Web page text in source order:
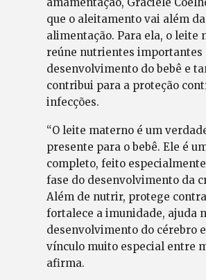
amamentação, Graciele
que o aleitamento vai além da
alimentação. Para ela, o leite
reúne nutrientes importantes
desenvolvimento do bebê e
contribui para a proteção
infecções.
“O leite materno é um
presente para o bebê. Ele é
completo, feito
fase do desenvolvimento da
Além de nutrir, protege
fortalece a imunidade, ajuda
desenvolvimento do cérebro
vínculo muito especial entre
afirma.